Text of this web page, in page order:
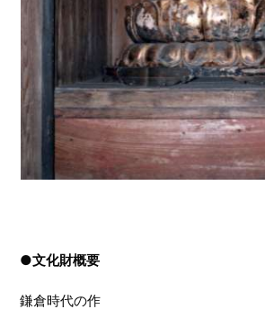
●文化財概要
鎌倉時代の作